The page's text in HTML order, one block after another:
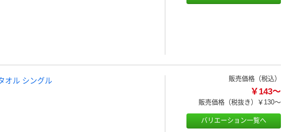
オル シングル 販売価格（税込）
￥143～
販売価格（税抜き） ￥130～
バリエーション一覧へ